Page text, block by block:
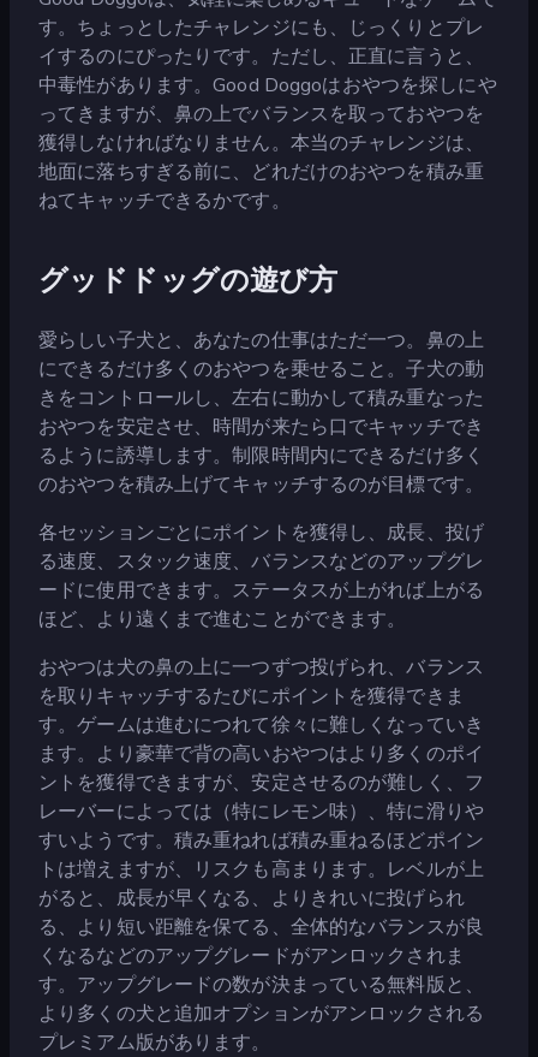
す。ちょっとしたチャレンジにも、じっくりとプレ
イするのにぴったりです。ただし、正直に言うと、
中毒性があります。Good Doggoはおやつを探しにや
ってきますが、鼻の上でバランスを取っておやつを
獲得しなければなりません。本当のチャレンジは、
地面に落ちすぎる前に、どれだけのおやつを積み重
ねてキャッチできるかです。
グッドドッグの遊び方
愛らしい子犬と、あなたの仕事はただ一つ。鼻の上
にできるだけ多くのおやつを乗せること。子犬の動
きをコントロールし、左右に動かして積み重なった
おやつを安定させ、時間が来たら口でキャッチでき
るように誘導します。制限時間内にできるだけ多く
のおやつを積み上げてキャッチするのが目標です。
各セッションごとにポイントを獲得し、成長、投げ
る速度、スタック速度、バランスなどのアップグレ
ードに使用できます。ステータスが上がれば上がる
ほど、より遠くまで進むことができます。
おやつは犬の鼻の上に一つずつ投げられ、バランス
を取りキャッチするたびにポイントを獲得できま
す。ゲームは進むにつれて徐々に難しくなっていき
ます。より豪華で背の高いおやつはより多くのポイ
ントを獲得できますが、安定させるのが難しく、フ
レーバーによっては（特にレモン味）、特に滑りや
すいようです。積み重ねれば積み重ねるほどポイン
トは増えますが、リスクも高まります。レベルが上
がると、成長が早くなる、よりきれいに投げられ
る、より短い距離を保てる、全体的なバランスが良
くなるなどのアップグレードがアンロックされま
す。アップグレードの数が決まっている無料版と、
より多くの犬と追加オプションがアンロックされる
プレミアム版があります。